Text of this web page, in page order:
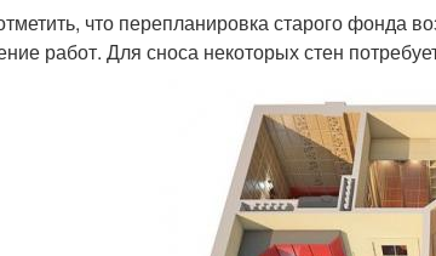
что перепланировка старого фонда
работ. Для сноса некоторых стен